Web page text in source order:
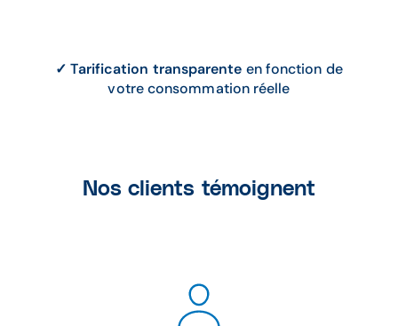
✓ Tarification transparente en fonction de
votre consommation réelle
Nos clients témoignent